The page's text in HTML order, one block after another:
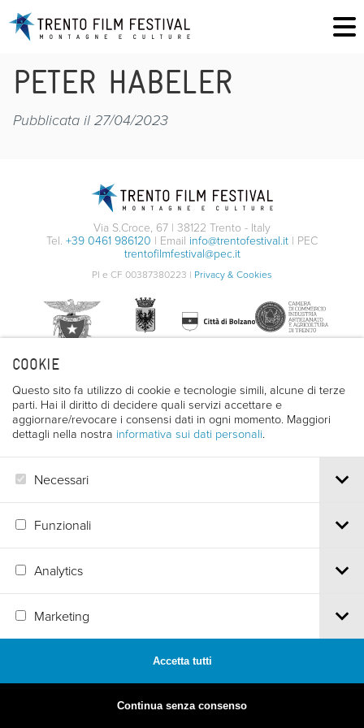
COOKIE
Questo sito fa utilizzo di cookie e tecnologie simili, alcune di terze
parti. Hai il diritto di decidere quali servizi accettare e
aggiornare/revocare i consensi dati in ogni momento. Maggiori
dettagli nella nostra informativa sui dati personali.
Necessari
Funzionali
Analytics
Marketing
Accetta tutti
Continua senza consenso
PETER HABELER
Pubblicata il 27/04/2023
Via S.Croce, 67 | 38122 Trento - Italy
Tel. +39 0461 986120 | Email info@trentofestival.it | PEC
trentofilmfestival@pec.it
PI e CF 00387380223 | Privacy & Cookies